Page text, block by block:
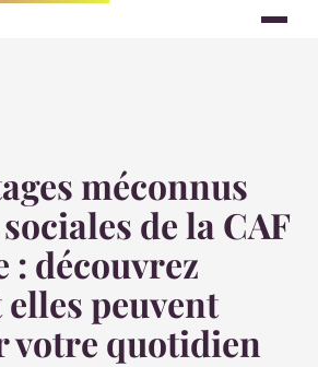
méconnus
de la CAF
: découvrez
peuvent
votre quotidien